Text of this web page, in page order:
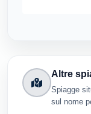
Altre
Spiagge
sul nome